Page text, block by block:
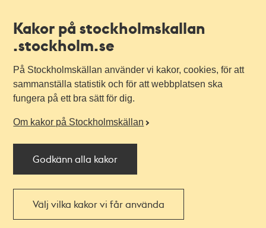
Kakor på stockholmskallan
.stockholm.se
På Stockholmskällan använder vi kakor, cookies, för att
sammanställa statistik och för att webbplatsen ska
fungera på ett bra sätt för dig.
Om kakor på Stockholmskällan
Godkänn alla kakor
Välj vilka kakor vi får använda